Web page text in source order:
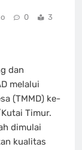
0
3
dan
melalui
(TMMD) ke-
Timur.
dimulai
kualitas